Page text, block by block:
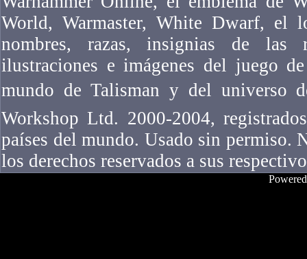
World, Warmaster, White Dwarf, el
nombres, razas, insignias de las
ilustraciones e imágenes del juego
mundo de Talisman y del universo
Workshop Ltd. 2000-2004,
países del mundo. Usado sin permiso.
los derechos reservados a sus